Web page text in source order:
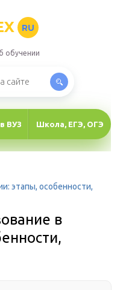
RU
обучении
ВУЗ Школа, ЕГЭ, ОГЭ
этапы, особенности,
в